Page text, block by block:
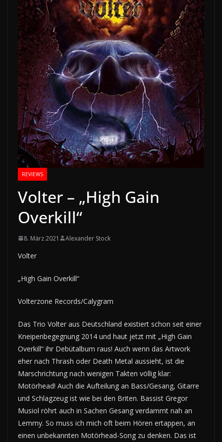
REVIEWS
Volter – „High Gain
Overkill“
8. März 2021 Alexander Stock
Volter
„High Gain Overkill“
Volterzone Records/Calygram
Das Trio Volter aus Deutschland existiert schon seit einer
Kneipenbegegnung 2014 und haut jetzt mit „High Gain
Overkill“ ihr Debütalbum raus! Auch wenn das Artwork
eher nach Thrash oder Death Metal aussieht, ist die
Marschrichtung nach wenigen Takten völlig klar:
Motörhead! Auch die Aufteilung an Bass/Gesang, Gitarre
und Schlagzeug ist wie bei den Briten. Bassist Gregor
Musiol röhrt auch in Sachen Gesang verdammt nah an
Lemmy. So muss ich mich oft beim Hören ertappen, an
einen unbekannten Motörhead-Song zu denken. Das ist